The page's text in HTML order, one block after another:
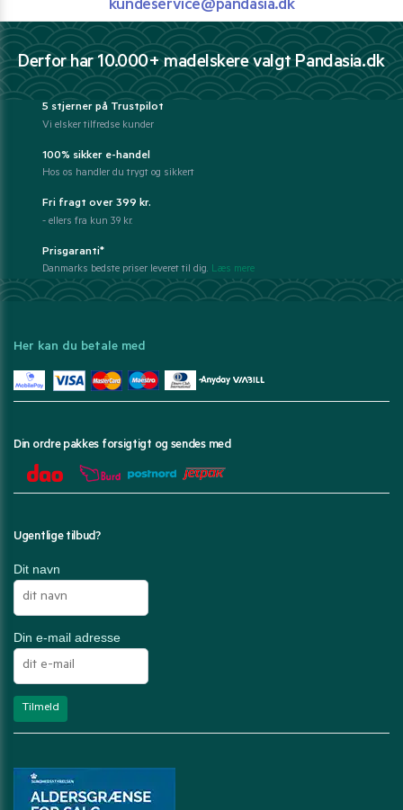
kundeservice@pandasia.dk
Derfor har 10.000+ madelskere valgt Pandasia.dk
5 stjerner på Trustpilot
Vi elsker tilfredse kunder
100% sikker e-handel
Hos os handler du trygt og sikkert
Fri fragt over 399 kr.
- ellers fra kun 39 kr.
Prisgaranti*
Danmarks bedste priser leveret til dig. Læs mere
Her kan du betale med
Din ordre pakkes forsigtigt og sendes med
Ugentlige tilbud?
Dit navn
Din e-mail adresse